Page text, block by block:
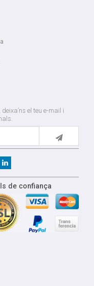
el teu e-mail i
de confiança